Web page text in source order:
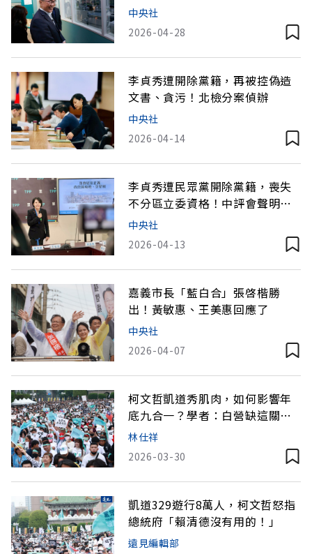
中央社
2026-04-28
李貞秀遭開除黨籍，再被控偽造
文書、貪污！北檢分案偵辦
中央社
2026-04-14
李貞秀遭民眾黨開除黨籍，喪失
不分區立委資格！中評會聲明
指：連續違紀
中央社
2026-04-13
嘉義市長「藍白合」張啓楷勝
出！黃敏惠、王美惠回應了
中央社
2026-04-07
柯文哲凱道秀肌肉，如何影響年
底九合一？學者：白營缺這關鍵
能力
林仕祥
2026-03-30
凱道329遊行8萬人，柯文哲怒指
總統府「賴清德沒有用的！」
遠見編輯部